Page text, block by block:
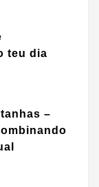
teu dia
–